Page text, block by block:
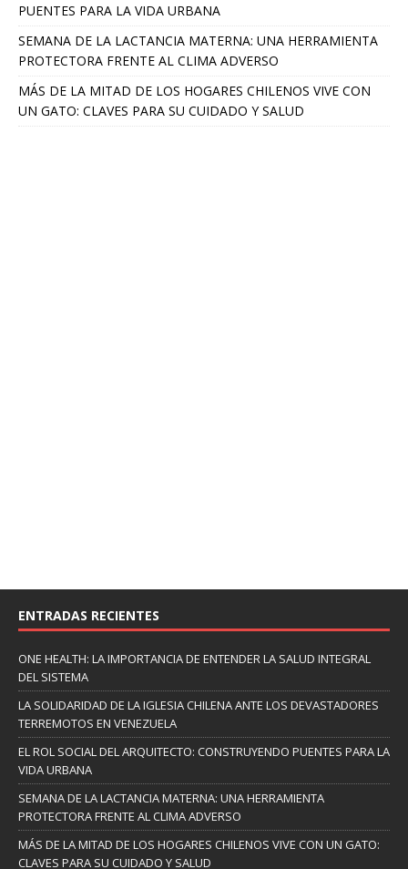
PUENTES PARA LA VIDA URBANA
SEMANA DE LA LACTANCIA MATERNA: UNA HERRAMIENTA
PROTECTORA FRENTE AL CLIMA ADVERSO
MÁS DE LA MITAD DE LOS HOGARES CHILENOS VIVE CON
UN GATO: CLAVES PARA SU CUIDADO Y SALUD
ENTRADAS RECIENTES
ONE HEALTH: LA IMPORTANCIA DE ENTENDER LA SALUD INTEGRAL
DEL SISTEMA
LA SOLIDARIDAD DE LA IGLESIA CHILENA ANTE LOS DEVASTADORES
TERREMOTOS EN VENEZUELA
EL ROL SOCIAL DEL ARQUITECTO: CONSTRUYENDO PUENTES PARA LA
VIDA URBANA
SEMANA DE LA LACTANCIA MATERNA: UNA HERRAMIENTA
PROTECTORA FRENTE AL CLIMA ADVERSO
MÁS DE LA MITAD DE LOS HOGARES CHILENOS VIVE CON UN GATO:
CLAVES PARA SU CUIDADO Y SALUD